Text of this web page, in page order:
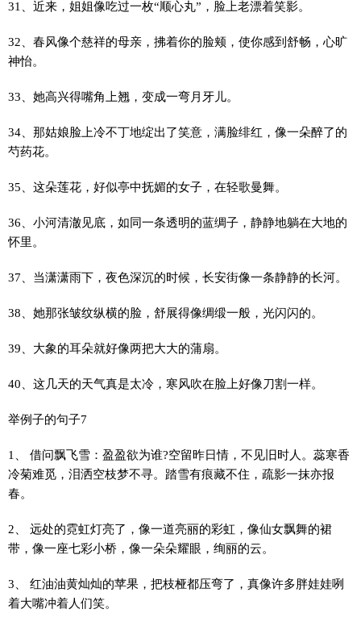
31、近来，姐姐像吃过一枚“顺心丸”，脸上老漂着笑影。
32、春风像个慈祥的母亲，拂着你的脸颊，使你感到舒畅，心旷
神怡。
33、她高兴得嘴角上翘，变成一弯月牙儿。
34、那姑娘脸上冷不丁地绽出了笑意，满脸绯红，像一朵醉了的
芍药花。
35、这朵莲花，好似亭中抚媚的女子，在轻歌曼舞。
36、小河清澈见底，如同一条透明的蓝绸子，静静地躺在大地的
怀里。
37、当潇潇雨下，夜色深沉的时候，长安街像一条静静的长河。
38、她那张皱纹纵横的脸，舒展得像绸缎一般，光闪闪的。
39、大象的耳朵就好像两把大大的蒲扇。
40、这几天的天气真是太冷，寒风吹在脸上好像刀割一样。
举例子的句子7
1、 借问飘飞雪：盈盈欲为谁?空留昨日情，不见旧时人。蕊寒香
冷菊难觅，泪洒空枝梦不寻。踏雪有痕藏不住，疏影一抹亦报
春。
2、 远处的霓虹灯亮了，像一道亮丽的彩虹，像仙女飘舞的裙
带，像一座七彩小桥，像一朵朵耀眼，绚丽的云。
3、 红油油黄灿灿的苹果，把枝桠都压弯了，真像许多胖娃娃咧
着大嘴冲着人们笑。